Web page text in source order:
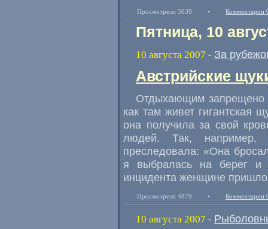
Просмотрели 5039 • Комментарии
Пятница, 10
10 августа 2007 - За
Австрийские
Отдыхающим запрещено
как там живет гигантская
она получила за свой
людей. Так,
преследовала: «Она
я выбралась на берег и
инцидента женщине
Просмотрели 4879 • Комментарии
10 августа 2007 -